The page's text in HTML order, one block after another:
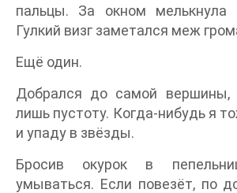
пальцы. За окном мелькнула
Гулкий визг заметался меж
Ещё один.
Добрался до самой
лишь пустоту. Когда-нибудь я
и упаду в звёзды.
Бросив окурок в
умываться. Если повезёт, по